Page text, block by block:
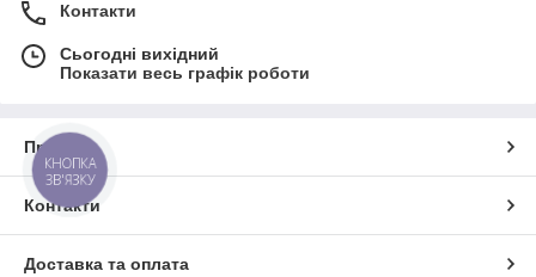
Контакти
Сьогодні вихідний
Показати весь графік роботи
Про нас
Контакти
Доставка та оплата
КНОПКА
ЗВ'ЯЗКУ